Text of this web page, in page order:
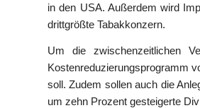
in den USA. Außerdem wird
drittgrößte Tabakkonzern.
Um die zwischenzeitlichen
Kostenreduzierungsprogramm
soll. Zudem sollen auch die
um zehn Prozent gesteigerte